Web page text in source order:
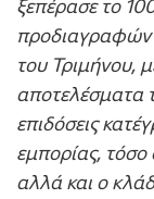
ξεπέρασε το
προδιαγραφών
του Τριμήνου,
αποτελέσματα
επιδόσεις
εμπορίας, τόσο
αλλά και ο